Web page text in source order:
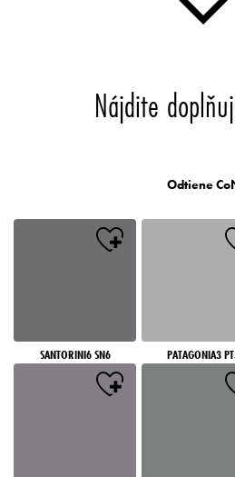
Nájdite
Odtiene
SANTORINI6 SN6 PATAGONIA3